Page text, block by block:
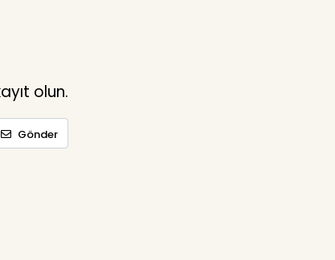
olun.
Gönder